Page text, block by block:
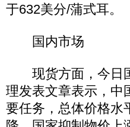
于632美分/蒲式耳。
国内市场
现货方面，今日国
理发表文章表示，中
要任务，总体价格水